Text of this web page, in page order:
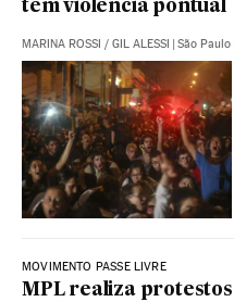
têm violência pontual
MARINA ROSSI / GIL ALESSI São Paulo
MOVIMENTO PASSE LIVRE
MPL realiza protestos